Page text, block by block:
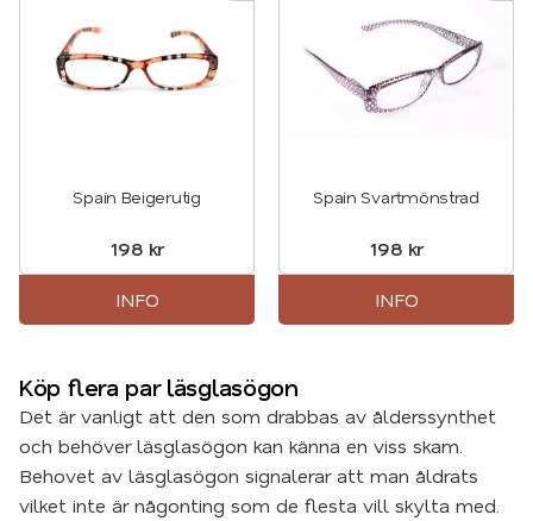
Spain Beigerutig
198kr
INFO
Spain Svartmönstrad
198kr
INFO
Köp flera par läsglasögon
Det är vanligt att den som drabbas av ålderssynthet
och behöver läsglasögon kan känna en viss skam.
Behovet av läsglasögon signalerar att man åldrats
vilket inte är någonting som de flesta vill skylta med.